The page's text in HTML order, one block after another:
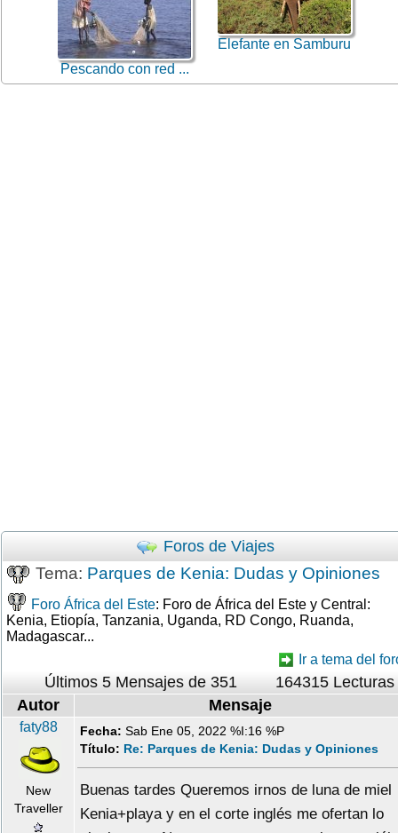
Pescando con red ...
Elefante en Samburu
Foros de Viajes
Tema: Parques de Kenia: Dudas y Opiniones
Foro África del Este: Foro de África del Este y Central:
Kenia, Etiopía, Tanzania, Uganda, RD Congo, Ruanda,
Madagascar...
Ir a tema del
Últimos 5 Mensajes de 351
164315 Lecturas
Autor
Mensaje
faty88
New
Traveller
Fecha: Sab Ene 05, 2022 %I:16 %P
Título: Re: Parques de Kenia: Dudas y Opiniones
Buenas tardes Queremos irnos de luna de miel
Kenia+playa y en el corte inglés me ofertan lo